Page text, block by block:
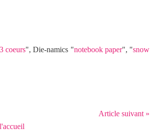
3 coeurs", Die-namics "notebook paper", "snow
Article suivant »